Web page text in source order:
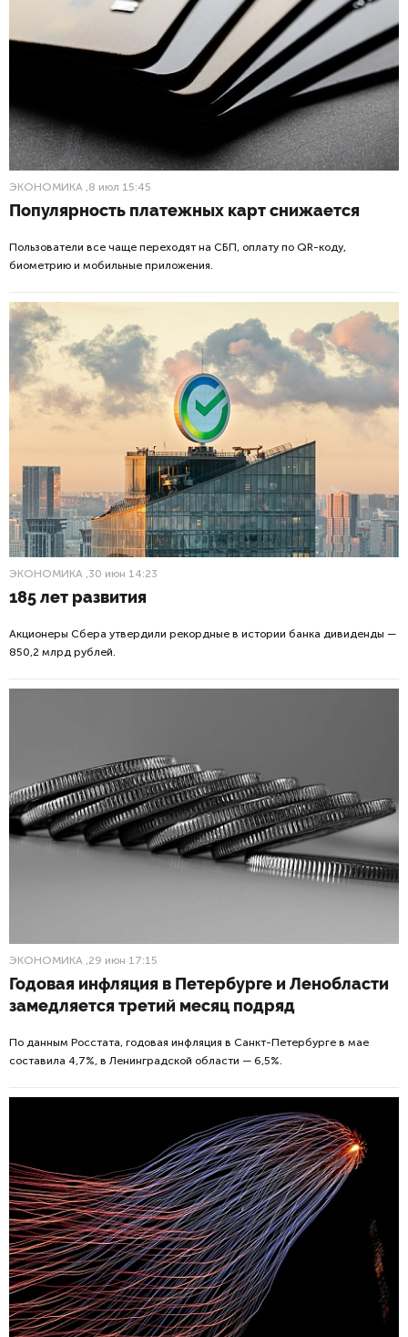
ЭКОНОМИКА ,8 июл 15:45
Популярность платежных карт снижается
Пользователи все чаще переходят на СБП, оплату по QR-коду,
биометрию и мобильные приложения.
ЭКОНОМИКА ,30 июн 14:23
185 лет развития
Акционеры Сбера утвердили рекордные в истории банка дивиденды —
850,2 млрд рублей.
ЭКОНОМИКА ,29 июн 17:15
Годовая инфляция в Петербурге и Ленобласти
замедляется третий месяц подряд
По данным Росстата, годовая инфляция в Санкт-Петербурге в мае
составила 4,7%, в Ленинградской области — 6,5%.